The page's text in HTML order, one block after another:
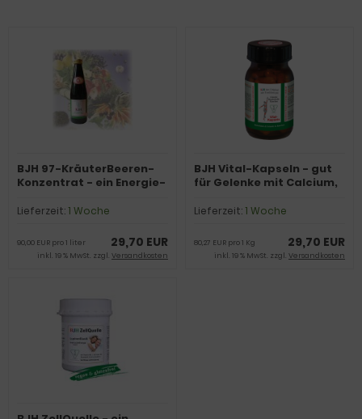
BJH 97-KräuterBeeren-
Konzentrat - ein Energie-
Lieferzeit:1 Woche
29,70 EUR
90,00 EUR pro 1 liter
inkl. 19 % MwSt. zzgl. Versandkosten
BJH Vital-Kapseln - gut
für Gelenke mit Calcium,
Lieferzeit:1 Woche
29,70 EUR
80,27 EUR pro 1 Kg
inkl. 19 % MwSt. zzgl. Versandkosten